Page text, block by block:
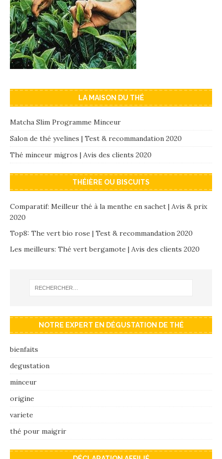
LA MAISON DU THÉ
Matcha Slim Programme Minceur
Salon de thé yvelines | Test & recommandation 2020
Thé minceur migros | Avis des clients 2020
THÉIÈRE OU BISCUITS
Comparatif: Meilleur thé à la menthe en sachet | Avis & prix
2020
Top8: The vert bio rose | Test & recommandation 2020
Les meilleurs: Thé vert bergamote | Avis des clients 2020
NOTRE EXPERT EN DÉGUSTATION DE THÉ
bienfaits
degustation
minceur
origine
variete
thé pour maigrir